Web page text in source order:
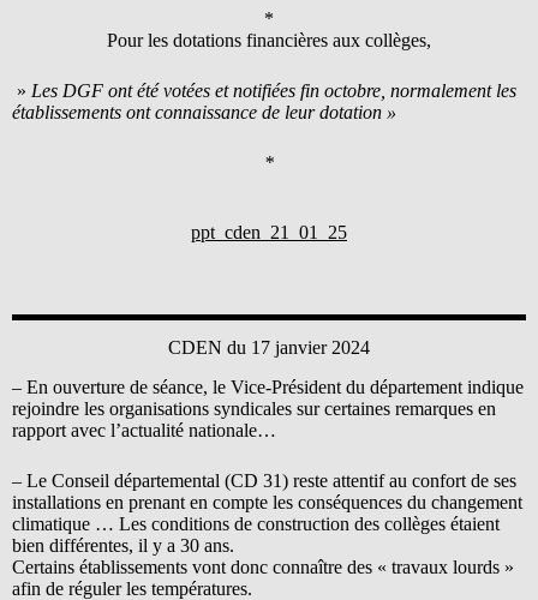
*
Pour les dotations financières aux collèges,
» Les DGF ont été votées et notifiées fin octobre, normalement les
établissements ont connaissance de leur dotation »
*
ppt_cden_21_01_25
CDEN du 17 janvier 2024
– En ouverture de séance, le Vice-Président du département indique
rejoindre les organisations syndicales sur certaines remarques en
rapport avec l’actualité nationale…
– Le Conseil départemental (CD 31) reste attentif au confort de ses
installations en prenant en compte les conséquences du changement
climatique … Les conditions de construction des collèges étaient
bien différentes, il y a 30 ans.
Certains établissements vont donc connaître des « travaux lourds »
afin de réguler les températures.